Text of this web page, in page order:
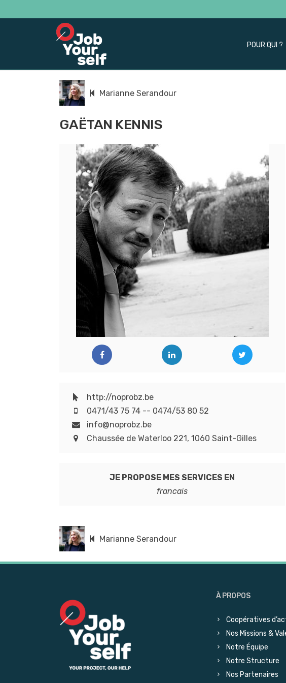
POUR QUI ?
Marianne Serandour
GAËTAN KENNIS
http://noprobz.be
0471/43 75 74 -- 0474/53 80 52
info@noprobz.be
Chaussée de Waterloo 221, 1060 Saint-Gilles
JE PROPOSE MES SERVICES EN
francais
Marianne Serandour
À PROPOS
Coopératives
Nos Missions &
Notre Équipe
Notre Structure
Nos Partenaires